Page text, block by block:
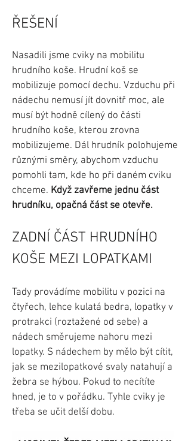
ŘEŠENÍ
Nasadili jsme cviky na mobilitu
hrudního koše. Hrudní koš se
mobilizuje pomocí dechu. Vzduchu při
nádechu nemusí jít dovnitř moc, ale
musí být hodně cílený do části
hrudního koše, kterou zrovna
mobilizujeme. Dál hrudník polohujeme
různými směry, abychom vzduchu
pomohli tam, kde ho při daném cviku
chceme. Když zavřeme jednu část
hrudníku, opačná část se otevře.
ZADNÍ ČÁST HRUDNÍHO
KOŠE MEZI LOPATKAMI
Tady provádíme mobilitu v pozici na
čtyřech, lehce kulatá bedra, lopatky v
protrakci (roztažené od sebe) a
nádech směrujeme nahoru mezi
lopatky. S nádechem by mělo být cítit,
jak se mezilopatkové svaly natahují a
žebra se hýbou. Pokud to necítíte
hned, je to v pořádku. Tyhle cviky je
třeba se učit delší dobu.